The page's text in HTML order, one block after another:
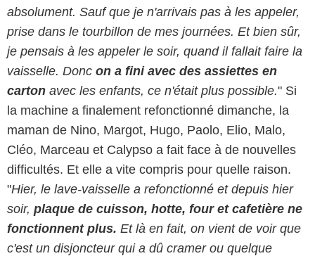
absolument. Sauf que je n'arrivais pas à les appeler,
prise dans le tourbillon de mes journées. Et bien sûr,
je pensais à les appeler le soir, quand il fallait faire la
vaisselle. Donc on a fini avec des assiettes en
carton avec les enfants, ce n'était plus possible." Si
la machine a finalement refonctionné dimanche, la
maman de Nino, Margot, Hugo, Paolo, Elio, Malo,
Cléo, Marceau et Calypso a fait face à de nouvelles
difficultés. Et elle a vite compris pour quelle raison.
"Hier, le lave-vaisselle a refonctionné et depuis hier
soir, plaque de cuisson, hotte, four et cafetière ne
fonctionnent plus. Et là en fait, on vient de voir que
c'est un disjoncteur qui a dû cramer ou quelque